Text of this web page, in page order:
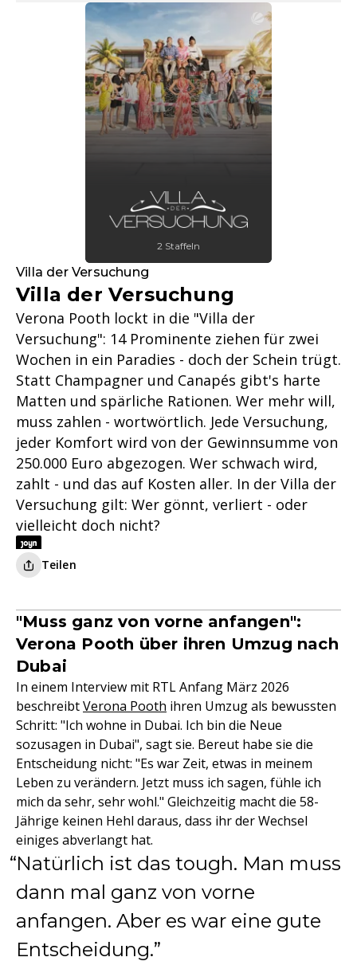
2 Staffeln
Villa der Versuchung
Villa der Versuchung
Verona Pooth lockt in die "Villa der
Versuchung": 14 Prominente ziehen für zwei
Wochen in ein Paradies - doch der Schein trügt.
Statt Champagner und Canapés gibt's harte
Matten und spärliche Rationen. Wer mehr will,
muss zahlen - wortwörtlich. Jede Versuchung,
jeder Komfort wird von der Gewinnsumme von
250.000 Euro abgezogen. Wer schwach wird,
zahlt - und das auf Kosten aller. In der Villa der
Versuchung gilt: Wer gönnt, verliert - oder
vielleicht doch nicht?
Teilen
"Muss ganz von vorne anfangen":
Verona Pooth über ihren Umzug nach
Dubai
In einem Interview mit RTL Anfang März 2026
beschreibtVerona Pooth ihren Umzug als bewussten
Schritt: "Ich wohne in Dubai. Ich bin die Neue
sozusagen in Dubai", sagt sie. Bereut habe sie die
Entscheidung nicht: "Es war Zeit, etwas in meinem
Leben zu verändern. Jetzt muss ich sagen, fühle ich
mich da sehr, sehr wohl." Gleichzeitig macht die 58-
Jährige keinen Hehl daraus, dass ihr der Wechsel
einiges abverlangt hat.
Natürlich ist das tough. Man muss
dann mal ganz von vorne
anfangen. Aber es war eine gute
Entscheidung.